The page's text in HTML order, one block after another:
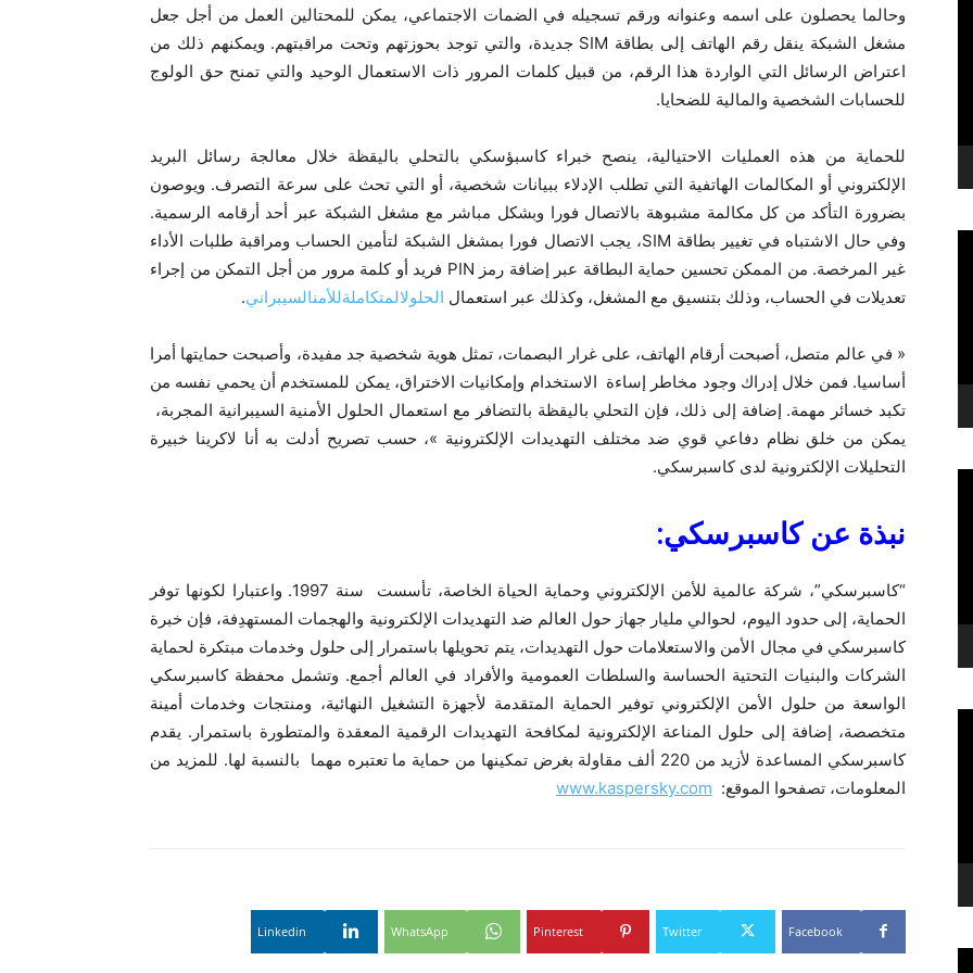
وحالما يحصلون على اسمه وعنوانه ورقم تسجيله في الضمات الاجتماعي، يمكن للمحتالين العمل من أجل جعل
مشغل الشبكة ينقل رقم الهاتف إلى بطاقة SIM جديدة، والتي توجد بحوزتهم وتحت مراقبتهم. ويمكنهم ذلك من
اعتراض الرسائل التي الواردة هذا الرقم، من قبيل كلمات المرور ذات الاستعمال الوحيد والتي تمنح حق الولوج
للحسابات الشخصية والمالية للضحايا.
للحماية من هذه العمليات الاحتيالية، ينصح خبراء كاسبؤسكي بالتحلي باليقظة خلال معالجة رسائل البريد
الإلكتروني أو المكالمات الهاتفية التي تطلب الإدلاء ببيانات شخصية، أو التي تحث على سرعة التصرف. ويوصون
بضرورة التأكد من كل مكالمة مشبوهة بالاتصال فورا وبشكل مباشر مع مشغل الشبكة عبر أحد أرقامه الرسمية.
وفي حال الاشتباه في تغيير بطاقة SIM، يجب الاتصال فورا بمشغل الشبكة لتأمين الحساب ومراقبة طلبات الأداء
غير المرخصة. من الممكن تحسين حماية البطاقة عبر إضافة رمز PIN فريد أو كلمة مرور من أجل التمكن من إجراء
تعديلات في الحساب، وذلك بتنسيق مع المشغل، وكذلك عبر استعمال الحلولالمتكاملةللأمنالسيبراني.
« في عالم متصل، أصبحت أرقام الهاتف، على غرار البصمات، تمثل هوية شخصية جد مفيدة، وأصبحت حمايتها أمرا
أساسيا. فمن خلال إدراك وجود مخاطر إساءة الاستخدام وإمكانيات الاختراق، يمكن للمستخدم أن يحمي نفسه من
تكبد خسائر مهمة. إضافة إلى ذلك، فإن التحلي باليقظة بالتضافر مع استعمال الحلول الأمنية السيبرانية المجربة،
يمكن من خلق نظام دفاعي قوي ضد مختلف التهديدات الإلكترونية »، حسب تصريح أدلت به أنا لاكرينا خبيرة
التحليلات الإلكترونية لدى كاسبرسكي.
نبذة عن كاسبرسكي:
“كاسبرسكي”، شركة عالمية للأمن الإلكتروني وحماية الحياة الخاصة، تأسست سنة 1997. واعتبارا لكونها توفر
الحماية، إلى حدود اليوم، لحوالي مليار جهاز حول العالم ضد التهديدات الإلكترونية والهجمات المستهدِفة، فإن خبرة
كاسبرسكي في مجال الأمن والاستعلامات حول التهديدات، يتم تحويلها باستمرار إلى حلول وخدمات مبتكرة لحماية
الشركات والبنيات التحتية الحساسة والسلطات العمومية والأفراد في العالم أجمع. وتشمل محفظة كاسبرسكي
الواسعة من حلول الأمن الإلكتروني توفير الحماية المتقدمة لأجهزة التشغيل النهائية، ومنتجات وخدمات أمينة
متخصصة، إضافة إلى حلول المناعة الإلكترونية لمكافحة التهديدات الرقمية المعقدة والمتطورة باستمرار. يقدم
كاسبرسكي المساعدة لأزيد من 220 ألف مقاولة بغرض تمكينها من حماية ما تعتبره مهما بالنسبة لها. للمزيد من
المعلومات، تصفحوا الموقع: www.kaspersky.com
Facebook
Twitter
Pinterest
WhatsApp
Linkedin